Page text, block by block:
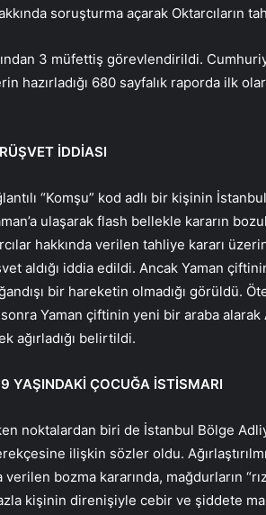
soruşturma açarak Oktarcıların
3 müfettiş görevlendirildi.
hazırladığı 680 sayfalık raporda ilk
İDDİASI
“Komşu” kod adlı bir kişinin
ulaşarak flash bellekle kararın
hakkında verilen tahliye kararı
aldığı iddia edildi. Ancak Yaman
bir hareketin olmadığı görüldü.
Yaman çiftinin yeni bir araba alarak
ağırladığı belirtildi.
YAŞINDAKİ ÇOCUĞA İSTİSMARI
noktalardan biri de İstanbul Bölge
ilişkin sözler oldu.
verilen bozma kararında, mağdurların
kişinin direnişiyle cebir ve şiddete